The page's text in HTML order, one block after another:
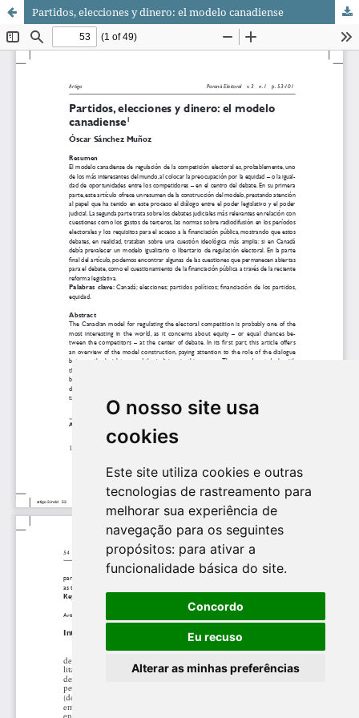
O nosso site usa
cookies
Este site utiliza cookies e outras
tecnologias de rastreamento para
melhorar sua experiência de
navegação para os seguintes
propósitos: para ativar a
funcionalidade básica do site.
Concordo
Eu recuso
Alterar as minhas preferências
Partidos, elecciones y dinero: el modelo canadiense